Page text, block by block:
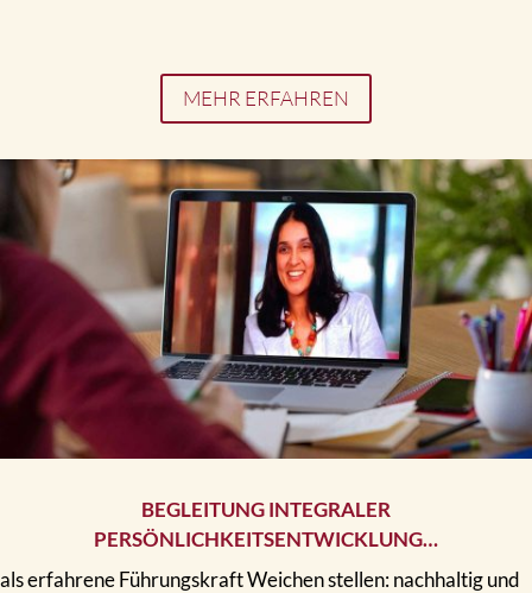
MEHR ERFAHREN
BEGLEITUNG INTEGRALER
PERSÖNLICHKEITSENTWICKLUNG…
als erfahrene Führungskraft Weichen stellen: nachhaltig und